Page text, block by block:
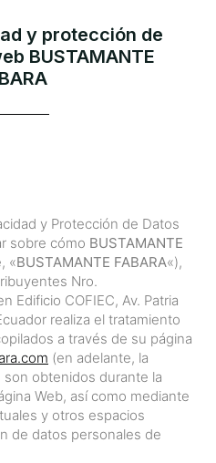
y protección de
BUSTAMANTE
y Protección de Datos
sobre cómo BUSTAMANTE
«BUSTAMANTE FABARA«),
Nro.
Edificio COFIEC, Av. Patria
realiza el tratamiento
a través de su página
(en adelante, la
son obtenidos durante la
Web, así como mediante
y otros espacios
de datos personales de